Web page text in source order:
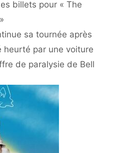
billets pour « The
sa tournée après
heurté par une voiture
de paralysie de Bell